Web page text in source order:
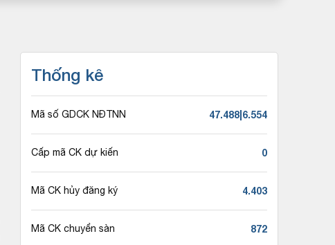
Thống kê
Mã số GDCK NĐTNN 47.488|6.554
Cấp mã CK dự kiến 0
Mã CK hủy đăng ký 4.403
Mã CK chuyển sàn 872